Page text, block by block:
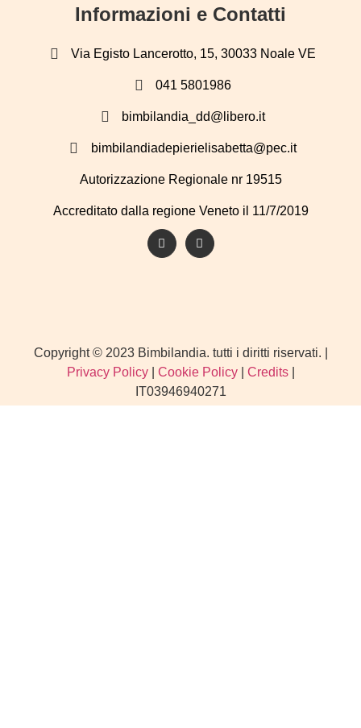
Informazioni e Contatti
Via Egisto Lancerotto, 15, 30033 Noale VE
041 5801986
bimbilandia_dd@libero.it
bimbilandiadepierielisabetta@pec.it
Autorizzazione Regionale nr 19515
Accreditato dalla regione Veneto il 11/7/2019
Copyright © 2023 Bimbilandia. tutti i diritti riservati. |
Privacy Policy| Cookie Policy| Credits|
IT03946940271